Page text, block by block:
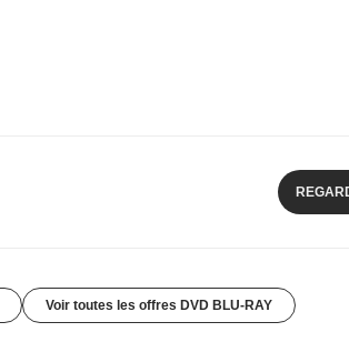
Voir toutes les offres DVD BLU-RAY